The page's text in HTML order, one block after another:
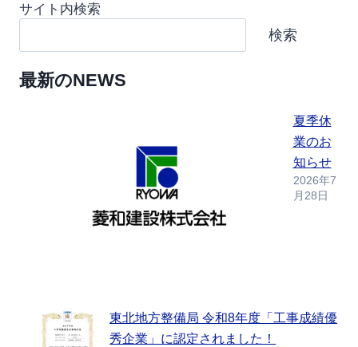
サイト内検索
検索
最新のNEWS
夏季休
業のお
知らせ
2026年7
月28日
東北地方整備局 令和8年度「工事成績優
秀企業」に認定されました！